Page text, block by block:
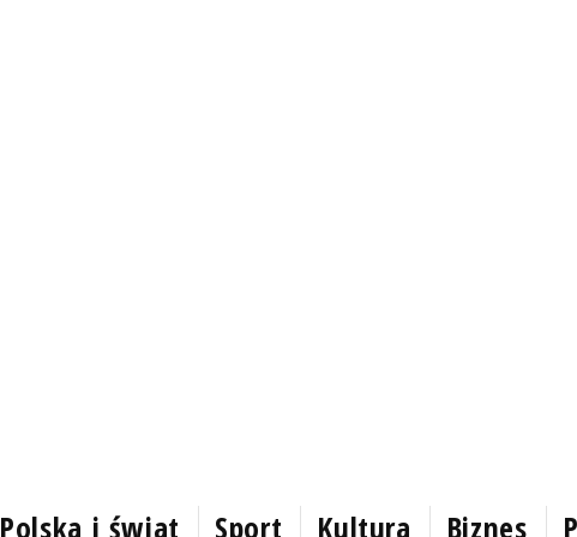
Polska i świat Sport Kultura Biznes